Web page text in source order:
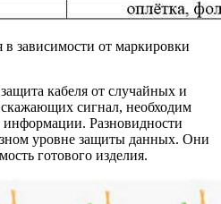
зависимости от маркировки
кабеля от случайных и
сигнал, необходим
информации. Разновидности
уровне защиты данных. Они
готового изделия.